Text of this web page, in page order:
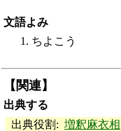
文語よみ
ちよこう
【関連】
出典する
出典役割: 増釈麻衣相